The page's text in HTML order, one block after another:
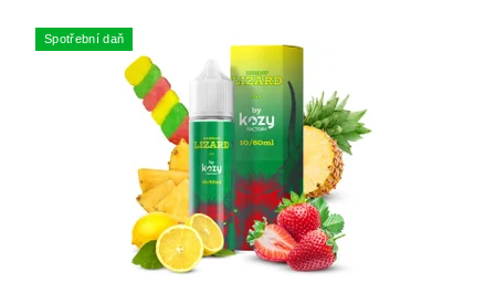
Spotřební daň